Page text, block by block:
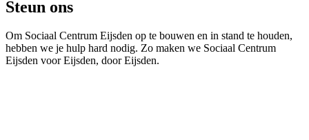
Steun ons
Om Sociaal Centrum Eijsden op te bouwen en in stand te houden,
hebben we je hulp hard nodig. Zo maken we Sociaal Centrum
Eijsden voor Eijsden, door Eijsden.